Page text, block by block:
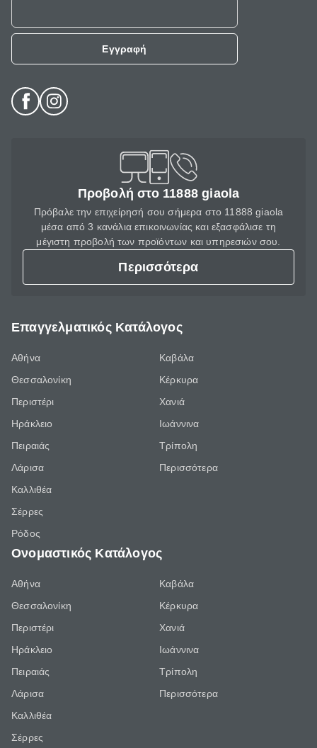
Εγγραφή
Προβολή στο 11888 giaola
Πρόβαλε την επιχείρησή σου σήμερα στο 11888 giaola
μέσα από 3 κανάλια επικοινωνίας και εξασφάλισε τη
μέγιστη προβολή των προϊόντων και υπηρεσιών σου.
Περισσότερα
Επαγγελματικός Κατάλογος
Αθήνα
Θεσσαλονίκη
Περιστέρι
Ηράκλειο
Πειραιάς
Λάρισα
Καλλιθέα
Σέρρες
Ρόδος
Καβάλα
Κέρκυρα
Χανιά
Ιωάννινα
Τρίπολη
Περισσότερα
Ονομαστικός Κατάλογος
Αθήνα
Θεσσαλονίκη
Περιστέρι
Ηράκλειο
Πειραιάς
Λάρισα
Καλλιθέα
Σέρρες
Καβάλα
Κέρκυρα
Χανιά
Ιωάννινα
Τρίπολη
Περισσότερα